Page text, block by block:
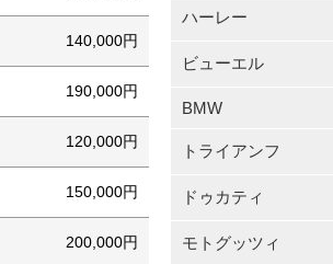
140,000円
190,000円
120,000円
150,000円
200,000円
ハーレー
ビューエル
BMW
トライアンフ
ドゥカティ
モトグッツィ